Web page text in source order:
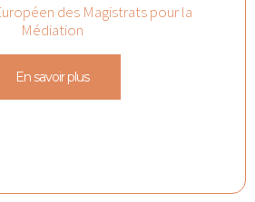
des Magistrats pour la
Médiation
En savoir plus